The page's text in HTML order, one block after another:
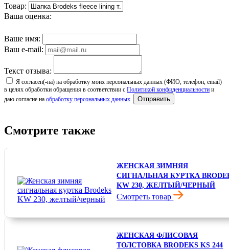
Товар:
Ваша оценка:
Ваше имя:
Ваш e-mail:
Текст отзыва:
Я согласен(-на) на обработку моих персональных данных (ФИО, телефон, email)
в целях обработки обращения в соответствии с Политикой конфиденциальности и
даю согласие на обработку персональных данных Отправить
Смотрите также
ЖЕНСКАЯ ЗИМНЯЯ
СИГНАЛЬНАЯ КУРТКА
KW 230, ЖЕЛТЫЙ/ЧЕРНЫЙ
Смотреть товар
ЖЕНСКАЯ ФЛИСОВАЯ
ТОЛСТОВКА BRODEKS KS 244